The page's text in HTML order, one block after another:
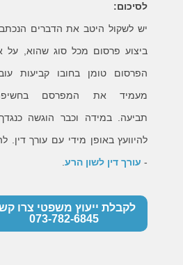
לסיכום:
יש לשקול היטב את הדברים
ביצוע פרסום מכל סוג שהוא,
הפרסום טומן בחובו קביעות
מעמיד את המפרסם
תביעה.במידה וכבר הוגשה
להיוועץ באופן מידי עם עורך דין.
- עורך דין לשון הרע.
לקבלת ייעוץ משפטי צרו
073-782-6845